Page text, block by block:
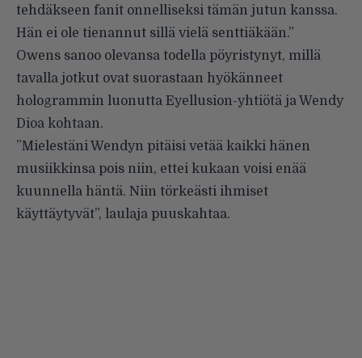
tehdäkseen fanit onnelliseksi tämän jutun kanssa.
Hän ei ole tienannut sillä vielä senttiäkään.”
Owens sanoo olevansa todella pöyristynyt, millä
tavalla jotkut ovat suorastaan hyökänneet
hologrammin luonutta Eyellusion-yhtiötä ja Wendy
Dioa kohtaan.
”Mielestäni Wendyn pitäisi vetää kaikki hänen
musiikkinsa pois niin, ettei kukaan voisi enää
kuunnella häntä. Niin törkeästi ihmiset
käyttäytyvät”, laulaja puuskahtaa.